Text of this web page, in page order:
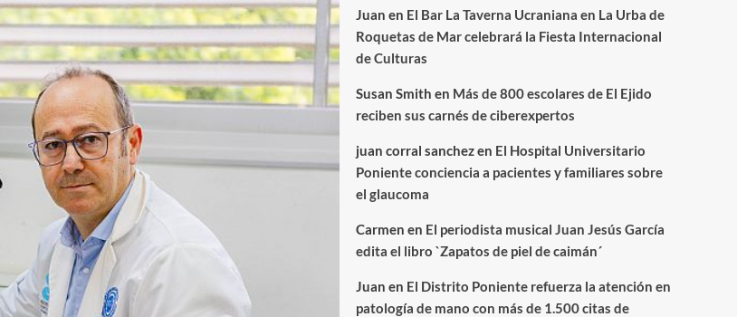
Juan en El Bar La Taverna Ucraniana en La Urba de
Roquetas de Mar celebrará la Fiesta Internacional
de Culturas
Susan Smith en Más de 800 escolares de El Ejido
reciben sus carnés de ciberexpertos
juan corral sanchezen El Hospital Universitario
Poniente conciencia a pacientes y familiares sobre
el glaucoma
Carmen en El periodista musical Juan Jesús García
edita el libro `Zapatos de piel de caimán´
Juan en El Distrito Poniente refuerza la atención en
patología de mano con más de 1.500 citas de